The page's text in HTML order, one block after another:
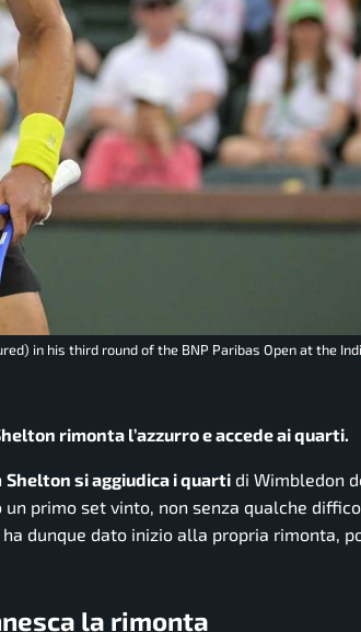
in his third round of the BNP Paribas Open at the
rimonta l’azzurro e accede ai quarti.
Shelton si aggiudica i quarti di Wimbledon
primo set vinto, non senza qualche
dunque dato inizio alla propria rimonta,
la rimonta